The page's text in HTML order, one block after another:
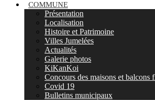
COMMUNE
Présentation
Localisation
Histoire et Patrimoine
Villes Jumelées
Actualités
Galerie photos
KiKanKoi
Concours des maisons et balcons
Covid 19
Bulletins municipaux